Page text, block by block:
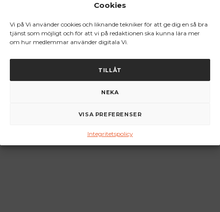
Cookies
Vi på Vi använder cookies och liknande tekniker för att ge dig en så bra
tjänst som möjligt och för att vi på redaktionen ska kunna lära mer
om hur medlemmar använder digitala Vi.
TILLÅT
NEKA
VISA PREFERENSER
Integritetspolicy